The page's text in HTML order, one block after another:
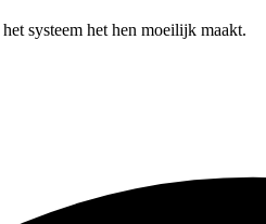
systeem het hen moeilijk maakt.